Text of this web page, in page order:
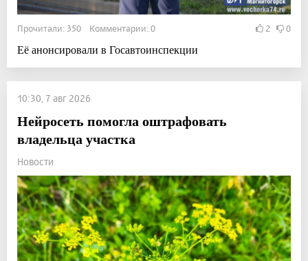
Прочитали: 350 Комментарии: 0 2 0
Её анонсировали в Госавтоинспекции
10:30, 7 авг 2026
Нейросеть помогла оштрафовать
владельца участка
Новости